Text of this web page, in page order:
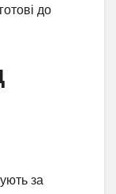
до
за